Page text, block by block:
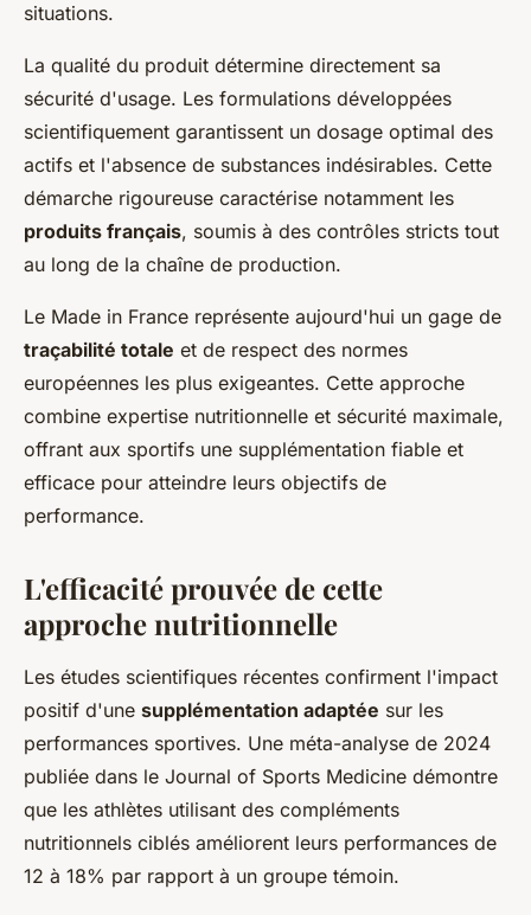
situations.
La qualité du produit détermine directement sa
sécurité d'usage. Les formulations développées
scientifiquement garantissent un dosage optimal des
actifs et l'absence de substances indésirables. Cette
démarche rigoureuse caractérise notamment les
produits français, soumis à des contrôles stricts tout
au long de la chaîne de production.
Le Made in France représente aujourd'hui un gage de
traçabilité totale et de respect des normes
européennes les plus exigeantes. Cette approche
combine expertise nutritionnelle et sécurité maximale,
offrant aux sportifs une supplémentation fiable et
efficace pour atteindre leurs objectifs de
performance.
L'efficacité prouvée de cette
approche nutritionnelle
Les études scientifiques récentes confirment l'impact
positif d'une supplémentation adaptée sur les
performances sportives. Une méta-analyse de 2024
publiée dans le Journal of Sports Medicine démontre
que les athlètes utilisant des compléments
nutritionnels ciblés améliorent leurs performances de
12 à 18% par rapport à un groupe témoin.